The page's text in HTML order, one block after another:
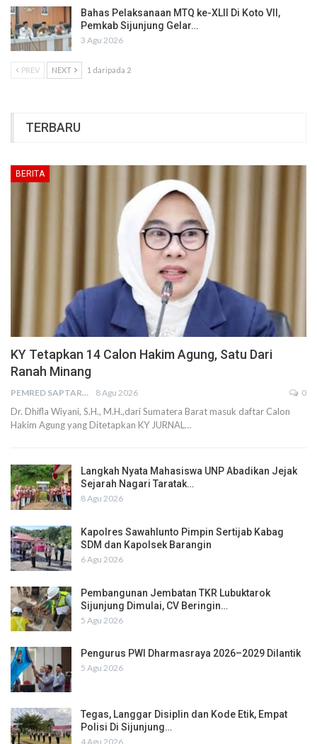
Bahas Pelaksanaan MTQ ke-XLII Di Koto VII,
Pemkab Sijunjung Gelar…
3 Agu 2026
PREV NEXT 1 daripada 2
TERBARU
BERITA
KY Tetapkan 14 Calon Hakim Agung, Satu Dari
Ranah Minang
PEMRED SAPTARIUS 8 Agu 2026 0
Dr. Dhifla Wiyani, S.H., M.H.,dari Sumatera Barat masuk daftar Calon
Hakim Agung yang Ditetapkan KY JURNAL…
Langkah Nyata Mahasiswa UNP Abadikan Jejak
Sejarah Nagari Taratak…
8 Agu 2026
Kapolres Sawahlunto Pimpin Sertijab Kabag
SDM dan Kapolsek Barangin
6 Agu 2026
Pembangunan Jembatan TKR Lubuktarok
Sijunjung Dimulai, CV Beringin…
5 Agu 2026
Pengurus PWI Dharmasraya 2026–2029 Dilantik
5 Agu 2026
Tegas, Langgar Disiplin dan Kode Etik, Empat
Polisi Di Sijunjung…
4 Agu 2026